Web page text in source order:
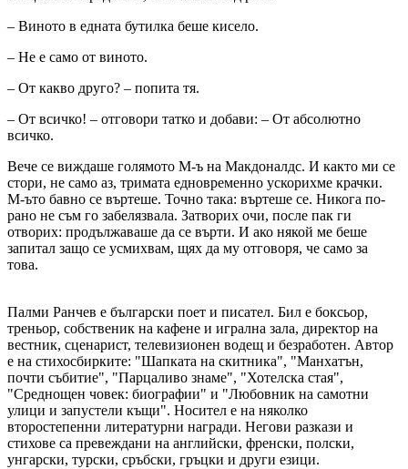
– Виното в едната бутилка беше кисело.
– Не е само от виното.
– От какво друго? – попита тя.
– От всичко! – отговори татко и добави: – От абсолютно
всичко.
Вече се виждаше голямото М-ъ на Макдоналдс. И както ми се
стори, не само аз, тримата едновременно ускорихме крачки.
М-ъто бавно се въртеше. Точно така: въртеше се. Никога по-
рано не съм го забелязвала. Затворих очи, после пак ги
отворих: продължаваше да се върти. И ако някой ме беше
запитал защо се усмихвам, щях да му отговоря, че само за
това.
Палми Ранчев е български поет и писател. Бил е боксьор,
треньор, собственик на кафене и игрална зала, директор на
вестник, сценарист, телевизионен водещ и безработен. Автор
е на стихосбирките: "Шапката на скитника", "Манхатън,
почти събитие", "Парцаливо знаме", "Хотелска стая",
"Среднощен човек: биографии" и "Любовник на самотни
улици и запустели къщи". Носител е на няколко
второстепенни литературни награди. Негови разкази и
стихове са превеждани на английски, френски, полски,
унгарски, турски, сръбски, гръцки и други езици.